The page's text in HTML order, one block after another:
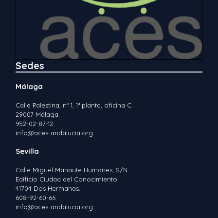
Sedes
Málaga
Calle Palestina, nº 1, 1ª planta, oficina C.
29007 Málaga.
952-02-87-12
info@aces-andalucia.org
Sevilla
Calle Miguel Manaute Humanes, S/N.
Edificio Ciudad del Conocimiento.
41704 Dos Hermanas.
608-92-60-66
info@aces-andalucia.org